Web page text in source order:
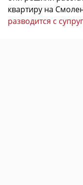
квартиру на
разводится с